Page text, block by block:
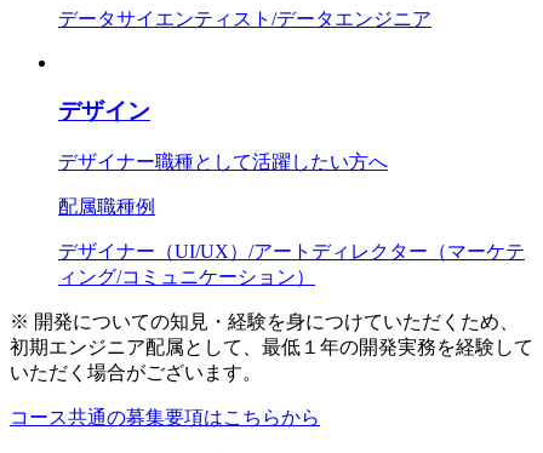
データサイエンティスト/データエンジニア
デザイン
デザイナー職種として活躍したい方へ
配属職種例
デザイナー（UI/UX）/アートディレクター（マーケテ
ィング/コミュニケーション）
※ 開発についての知見・経験を身につけていただくため、
初期エンジニア配属として、最低１年の開発実務を経験して
いただく場合がございます。
コース共通の募集要項はこちらから